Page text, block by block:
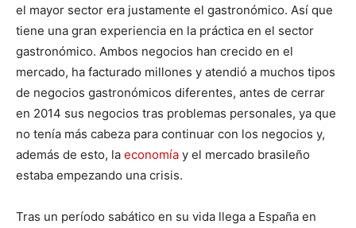
el mayor sector era justamente el gastronómico. Así que
tiene una gran experiencia en la práctica en el sector
gastronómico. Ambos negocios han crecido en el
mercado, ha facturado millones y atendió a muchos tipos
de negocios gastronómicos diferentes, antes de cerrar
en 2014 sus negocios tras problemas personales, ya que
no tenía más cabeza para continuar con los negocios y,
además de esto, la economía y el mercado brasileño
estaba empezando una crisis.
Tras un período sabático en su vida llega a España en